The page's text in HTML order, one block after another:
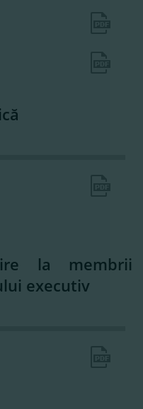
la membrii
executiv